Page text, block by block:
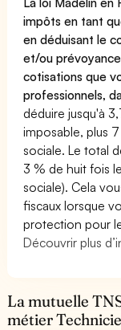
impôts en tant
en déduisant le
et/ou
cotisations que
professionnels,
déduire jusqu'à
imposable, plus
sociale. Le total
3 % de huit fois
sociale). Cela
fiscaux lorsque
protection pour
Découvrir plus
La mutuelle
métier